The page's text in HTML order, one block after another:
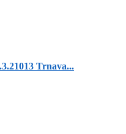
Trnava...